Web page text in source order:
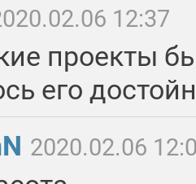
12:37
проекты
его
2020.02.06